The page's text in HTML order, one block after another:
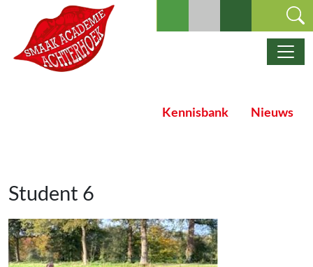
Ga naar de inhoud
Hoofdnavigatie
Kennisbank Nieuws
Student 6